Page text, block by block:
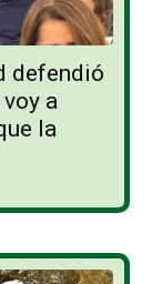
defendió
a
la